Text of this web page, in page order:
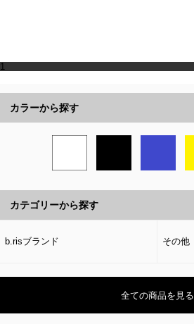
1
カラーから探す
カテゴリーから探す
b.risブランド その他
全ての商品を見る